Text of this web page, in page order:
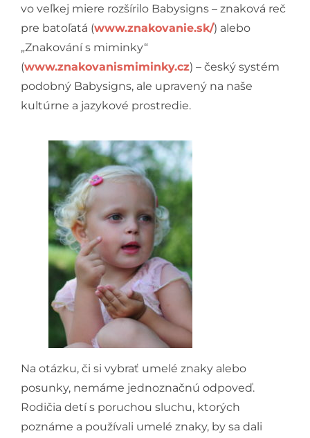
vo veľkej miere rozšírilo Babysigns – znaková reč
pre batoľatá (www.znakovanie.sk/) alebo
„Znakování s miminky“
(www.znakovanismiminky.cz) – český systém
podobný Babysigns, ale upravený na naše
kultúrne a jazykové prostredie.
Na otázku, či si vybrať umelé znaky alebo
posunky, nemáme jednoznačnú odpoveď.
Rodičia detí s poruchou sluchu, ktorých
poznáme a používali umelé znaky, by sa dali